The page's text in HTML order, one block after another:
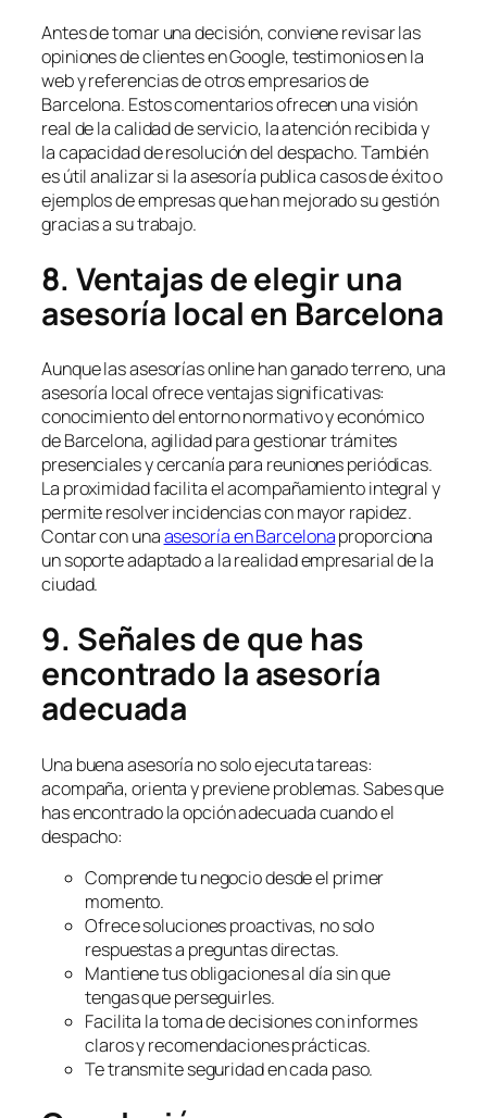
Antes de tomar una decisión, conviene revisar las
opiniones de clientes en Google, testimonios en la
web y referencias de otros empresarios de
Barcelona. Estos comentarios ofrecen una visión
real de la calidad de servicio, la atención recibida y
la capacidad de resolución del despacho. También
es útil analizar si la asesoría publica casos de éxito o
ejemplos de empresas que han mejorado su gestión
gracias a su trabajo.
8. Ventajas de elegir una
asesoría local en Barcelona
Aunque las asesorías online han ganado terreno, una
asesoría local ofrece ventajas significativas:
conocimiento del entorno normativo y económico
de Barcelona, agilidad para gestionar trámites
presenciales y cercanía para reuniones periódicas.
La proximidad facilita el acompañamiento integral y
permite resolver incidencias con mayor rapidez.
Contar con unaasesoría en Barcelonaproporciona
un soporte adaptado a la realidad empresarial de la
ciudad.
9. Señales de que has
encontrado la asesoría
adecuada
Una buena asesoría no solo ejecuta tareas:
acompaña, orienta y previene problemas. Sabes que
has encontrado la opción adecuada cuando el
despacho:
Comprende tu negocio desde el primer
momento.
Ofrece soluciones proactivas, no solo
respuestas a preguntas directas.
Mantiene tus obligaciones al día sin que
tengas que perseguirles.
Facilita la toma de decisiones con informes
claros y recomendaciones prácticas.
Te transmite seguridad en cada paso.